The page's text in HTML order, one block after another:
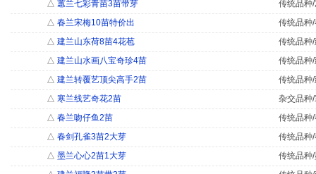
△ 蕙兰七彩青苗3苗带芽
传统品种
△ 春兰宋梅10苗特价出
传统品种
△ 建兰山东荷8苗4花苞
传统品种
△ 建兰山水画八宝奇珍4苗
传统品种
△ 建兰转覆艺顶尖高手2苗
传统品种
△ 寒兰线艺奇花2苗
杂交品种
△ 春兰吻仔鱼2苗
传统品种
△ 春剑孔雀3苗2大芽
传统品种
△ 墨兰心心2苗1大芽
传统品种